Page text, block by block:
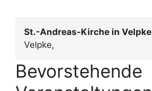
St.-Andreas-Kirche in Velpke
Velpke,
Bevorstehende